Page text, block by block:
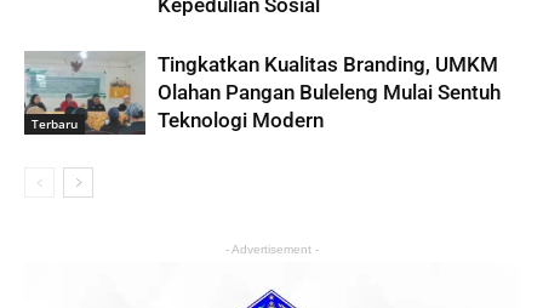
Terbaru
Tingkatkan Kualitas Branding, UMKM
Olahan Pangan Buleleng Mulai Sentuh
Teknologi Modern
- Advertisement -